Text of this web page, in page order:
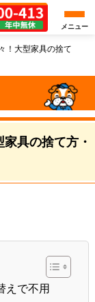
メニュー
！大型家具の捨て
具の捨て方・
えで不用